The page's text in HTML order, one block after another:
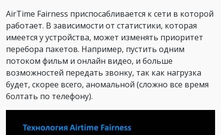
AirTime Fairness приспосабливается к сети в которой
работает. В зависимости от статистики, которая
имеется у устройства, может изменять приоритет
перебора пакетов. Например, пустить одним
потоком фильм и онлайн видео, и больше
возможностей передать звонку, так как нагрузка
будет, скорее всего, аномальной (сложно все время
болтать по телефону).